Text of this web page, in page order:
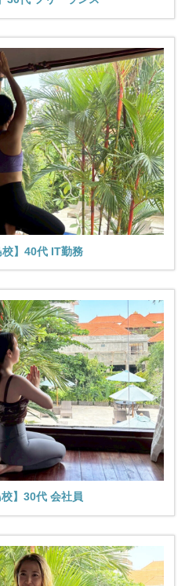
校】40代 IT勤務
校】30代 会社員